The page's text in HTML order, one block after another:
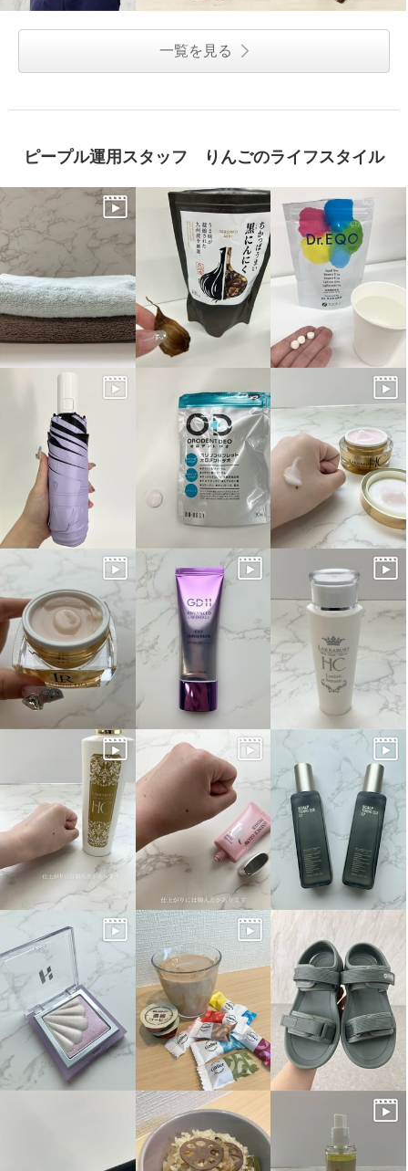
一覧を見る
ピープル運用スタッフ りんごのライフスタイル